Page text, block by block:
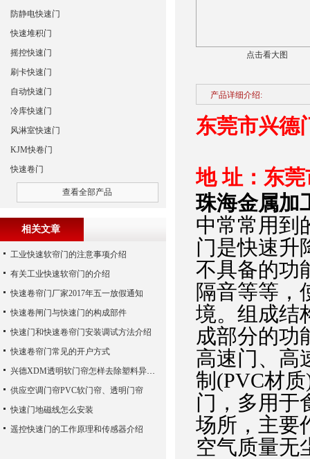
点击看大图
产品详细介绍:
东莞市兴德
地 址：东
珠海金属加
中常常用到
门是快速升
不具备的功
隔音等等，
境。组成结
成部分的功
高速门、高
制(PVC材
门，多用于
场所，主要
空气质量无
防静电快速门
快速堆积门
摇控快速门
刷卡快速门
自动快速门
冷库快速门
风淋室快速门
KJM快卷门
快速卷门
查看全部产品
相关文章
工业快速软帘门的注意事项介绍
有关工业快速软帘门的介绍
快速卷帘门厂家2017年五一放假通知
快速卷闸门与快速门的构成部件
快速门和快速卷帘门安装调试方法介绍
快速卷帘门常见的开户方式
兴德XDM透明软门帘怎样去除塑料异味？
供应空调门帘PVC软门帘、透明门帘
快速门地磁线怎么安装
遥控快速门的工作原理和传感器介绍